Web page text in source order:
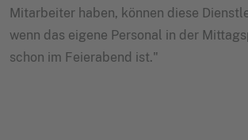
Mitarbeiter haben, können diese
wenn das eigene Personal in der
schon im Feierabend ist."